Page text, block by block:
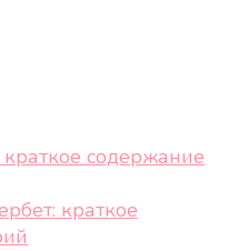
содержание
краткое